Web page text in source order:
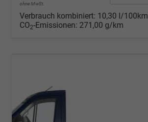
ohne MwSt.
Verbrauch kombiniert: 10,30 l/100km
CO2-Emissionen: 271,00 g/km